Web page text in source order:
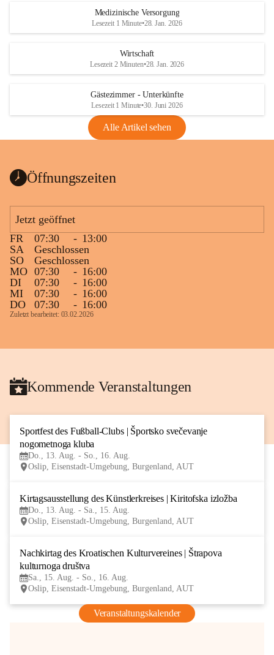
Medizinische Versorgung
Lesezeit 1 Minute•28. Jan. 2026
Wirtschaft
Lesezeit 2 Minuten•28. Jan. 2026
Gästezimmer - Unterkünfte
Lesezeit 1 Minute•30. Juni 2026
Alle Artikel sehen
Öffnungszeiten
Jetzt geöffnet
FR
07:30 - 13:00
SA
Geschlossen
SO
Geschlossen
MO 07:30 - 16:00
DI
07:30 - 16:00
MI
07:30 - 16:00
DO
07:30 - 16:00
Zuletzt bearbeitet: 03.02.2026
Kommende Veranstaltungen
Sportfest des Fußball-Clubs | Športsko svečevanje
nogometnoga kluba
Do., 13. Aug. - So., 16. Aug.
Oslip, Eisenstadt-Umgebung, Burgenland, AUT
Kirtagsausstellung des Künstlerkreises | Kiritofska izložba
Do., 13. Aug. - Sa., 15. Aug.
Oslip, Eisenstadt-Umgebung, Burgenland, AUT
Nachkirtag des Kroatischen Kulturvereines | Štrapova
kulturnoga društva
Sa., 15. Aug. - So., 16. Aug.
Oslip, Eisenstadt-Umgebung, Burgenland, AUT
Veranstaltungskalender